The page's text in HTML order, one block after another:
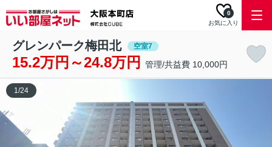
お気に入り
0
グレンパーク梅田北 空室7
15.2万円～24.8万円 管理/共益費 10,000円
1/24